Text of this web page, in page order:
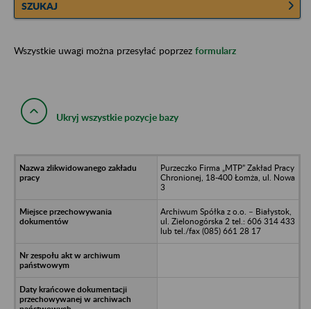
SZUKAJ
Wszystkie uwagi można przesyłać poprzez formularz
Ukryj wszystkie pozycje bazy
Purzeczko Firma „MTP” Zakład Pracy
Chronionej, 18-400 Łomża, ul. Nowa
3
Archiwum Spółka z o.o. – Białystok,
ul. Zielonogórska 2 tel.: 606 314 433
lub tel./fax (085) 661 28 17